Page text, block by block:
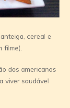
cereal e
filme).
dos americanos
viver saudável